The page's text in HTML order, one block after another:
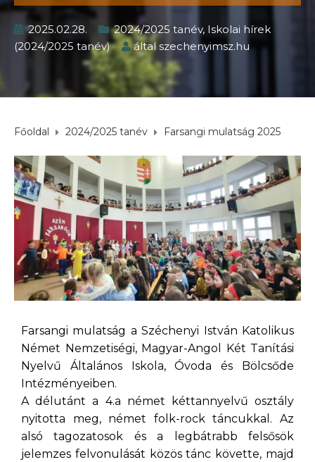
2025.02.28. 2024/2025 tanév, Iskolai hírek
(2024/2025 tanév)
által szechenyimsz.hu
Főoldal 2024/2025 tanév Farsangi mulatság 2025
Farsangi mulatság a Széchenyi István Katolikus
Német Nemzetiségi, Magyar-Angol Két Tanítási
Nyelvű Általános Iskola, Óvoda és Bölcsőde
Intézményeiben.
A délutánt a 4.a német kéttannyelvű osztály
nyitotta meg, német folk-rock táncukkal. Az
alsó tagozatosok és a legbátrabb felsősök
jelemzes felvonulását közös tánc követte, majd